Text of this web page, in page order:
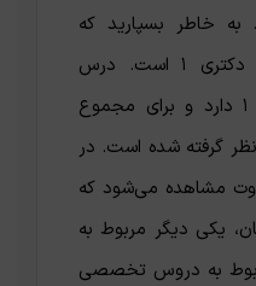
به خاطر بسپارید که
ضریب درس زبان در کنکور دکتری ۱ است‌. درس
استعداد تحصیلی نیز ضریب ۱ دارد و برای مجموع
ضریب ۴ در نظر گرفته شده است. در
درصد متفاوت مشاهده می‌شود که
یکی دیگر مربوط به
به دروس تخصصی